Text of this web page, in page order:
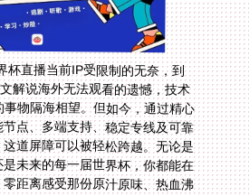
杯直播当前IP受限制的无奈，到
解说海外无法观看的遗憾，技术
物隔海相望。但如今，通过精心
点、多端支持、稳定专线及可靠
道屏障可以被轻松跨越。无论是
未来的每一届世界杯，你都能在
距离感受那份原汁原味、热血沸
加坡看世界杯海外无法观看，将